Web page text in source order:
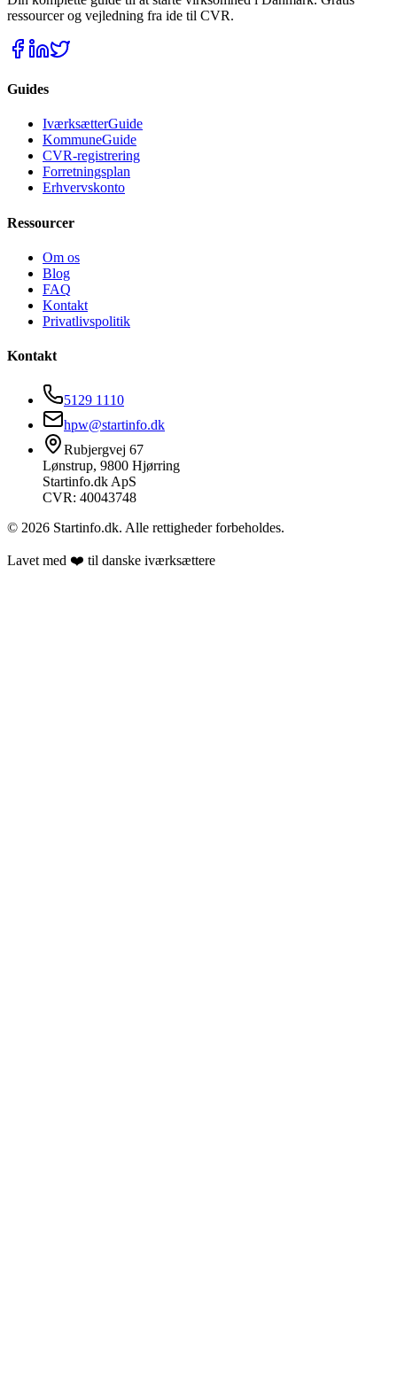
ressourcer og vejledning fra ide til CVR.
Guides
IværksætterGuide
KommuneGuide
CVR-registrering
Forretningsplan
Erhvervskonto
Ressourcer
Om os
Blog
FAQ
Kontakt
Privatlivspolitik
Kontakt
5129 1110
hpw@startinfo.dk
Rubjergvej 67
Lønstrup, 9800 Hjørring
Startinfo.dk ApS
CVR: 40043748
© 2026 Startinfo.dk. Alle rettigheder forbeholdes.
Lavet med ❤️ til danske iværksættere